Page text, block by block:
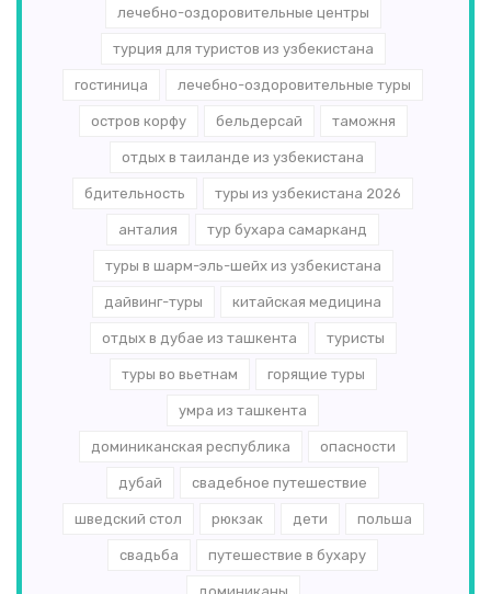
лечебно-оздоровительные центры
турция для туристов из узбекистана
гостиница лечебно-оздоровительные туры
остров корфу бельдерсай таможня
отдых в таиланде из узбекистана
бдительность туры из узбекистана 2026
анталия тур бухара самарканд
туры в шарм-эль-шейх из узбекистана
дайвинг-туры китайская медицина
отдых в дубае из ташкента туристы
туры во вьетнам горящие туры
умра из ташкента
доминиканская республика опасности
дубай свадебное путешествие
шведский стол рюкзак дети польша
свадьба путешествие в бухару